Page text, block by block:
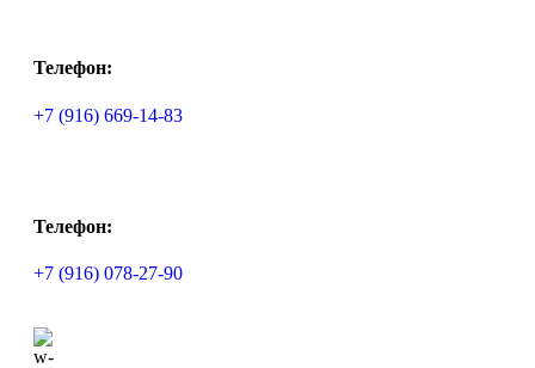
Телефон:
+7 (916) 669-14-83
Телефон:
+7 (916) 078-27-90